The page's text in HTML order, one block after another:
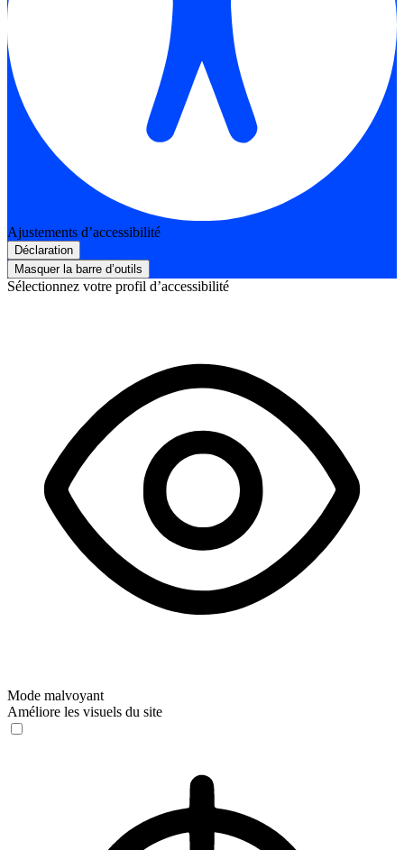
Ajustements d’accessibilité
Déclaration
Masquer la barre d’outils
Sélectionnez votre profil d’accessibilité
Mode malvoyant
Améliore les visuels du site